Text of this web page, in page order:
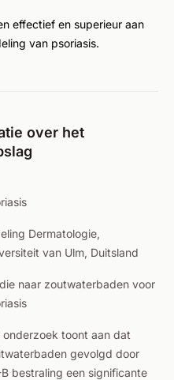
effectief en superieur aan
van psoriasis.
over het
Dermatologie,
van Ulm, Duitsland
naar zoutwaterbaden voor
onderzoek toont aan dat
gevolgd door
B bestraling een significante